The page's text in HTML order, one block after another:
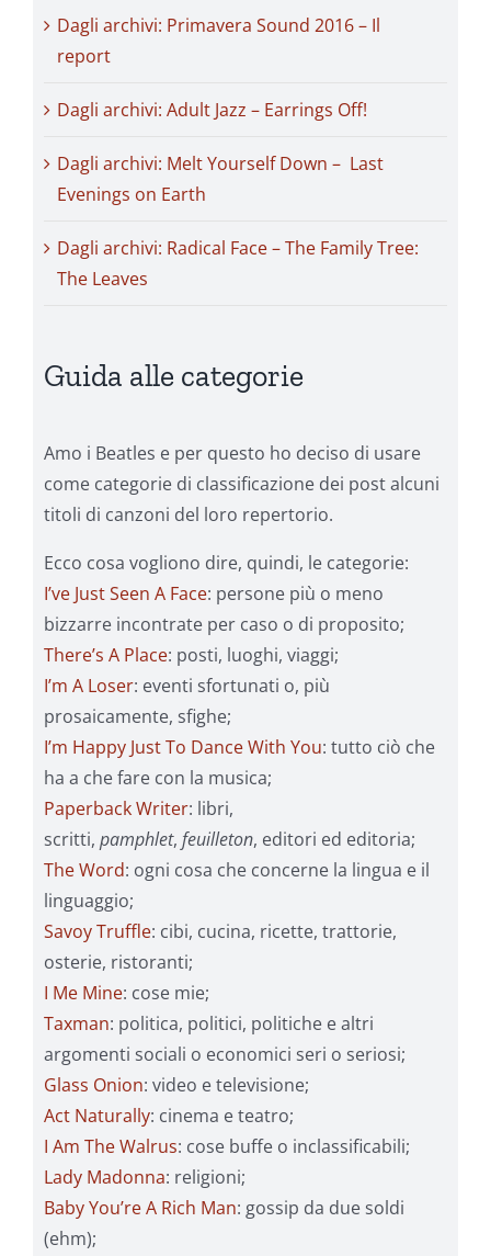
Dagli archivi: Primavera Sound 2016 – Il
report
Dagli archivi: Adult Jazz – Earrings Off!
Dagli archivi: Melt Yourself Down – Last
Evenings on Earth
Dagli archivi: Radical Face – The Family Tree:
The Leaves
Guida alle categorie
Amo i Beatles e per questo ho deciso di usare
come categorie di classificazione dei post alcuni
titoli di canzoni del loro repertorio.
Ecco cosa vogliono dire, quindi, le categorie:
I’ve Just Seen A Face: persone più o meno
bizzarre incontrate per caso o di proposito;
There’s A Place: posti, luoghi, viaggi;
I’m A Loser: eventi sfortunati o, più
prosaicamente, sfighe;
I’m Happy Just To Dance With You: tutto ciò che
ha a che fare con la musica;
Paperback Writer: libri,
scritti, pamphlet, feuilleton, editori ed editoria;
The Word: ogni cosa che concerne la lingua e il
linguaggio;
Savoy Truffle: cibi, cucina, ricette, trattorie,
osterie, ristoranti;
I Me Mine: cose mie;
Taxman: politica, politici, politiche e altri
argomenti sociali o economici seri o seriosi;
Glass Onion: video e televisione;
Act Naturally: cinema e teatro;
I Am The Walrus: cose buffe o inclassificabili;
Lady Madonna: religioni;
Baby You’re A Rich Man: gossip da due soldi
(ehm);